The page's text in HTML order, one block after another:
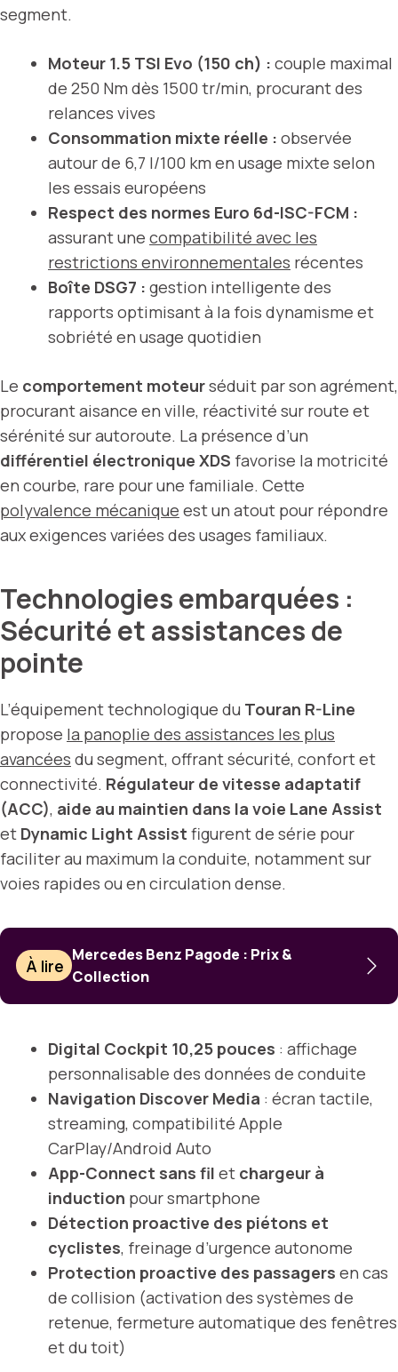
segment.
Moteur 1.5 TSI Evo (150 ch) : couple maximal
de 250 Nm dès 1500 tr/min, procurant des
relances vives
Consommation mixte réelle : observée
autour de 6,7 l/100 km en usage mixte selon
les essais européens
Respect des normes Euro 6d-ISC-FCM :
assurant une compatibilité avec les
restrictions environnementales récentes
Boîte DSG7 : gestion intelligente des
rapports optimisant à la fois dynamisme et
sobriété en usage quotidien
Le comportement moteurséduit par son agrément,
procurant aisance en ville, réactivité sur route et
sérénité sur autoroute. La présence d’un
différentiel électronique XDS favorise la motricité
en courbe, rare pour une familiale. Cette
polyvalence mécanique est un atout pour répondre
aux exigences variées des usages familiaux.
Technologies embarquées :
Sécurité et assistances de
pointe
L’équipement technologique du Touran R-Line
propose la panoplie des assistances les plus
avancées du segment, offrant sécurité, confort et
connectivité. Régulateur de vitesse adaptatif
(ACC), aide au maintien dans la voie Lane Assist
et Dynamic Light Assist figurent de série pour
faciliter au maximum la conduite, notamment sur
voies rapides ou en circulation dense.
À lire
Mercedes Benz Pagode : Prix &
Collection
Digital Cockpit 10,25 pouces : affichage
personnalisable des données de conduite
Navigation Discover Media : écran tactile,
streaming, compatibilité Apple
CarPlay/Android Auto
App-Connect sans fil et chargeur à
induction pour smartphone
Détection proactive des piétons et
cyclistes, freinage d’urgence autonome
Protection proactive des passagers en cas
de collision (activation des systèmes de
retenue, fermeture automatique des fenêtres
et du toit)